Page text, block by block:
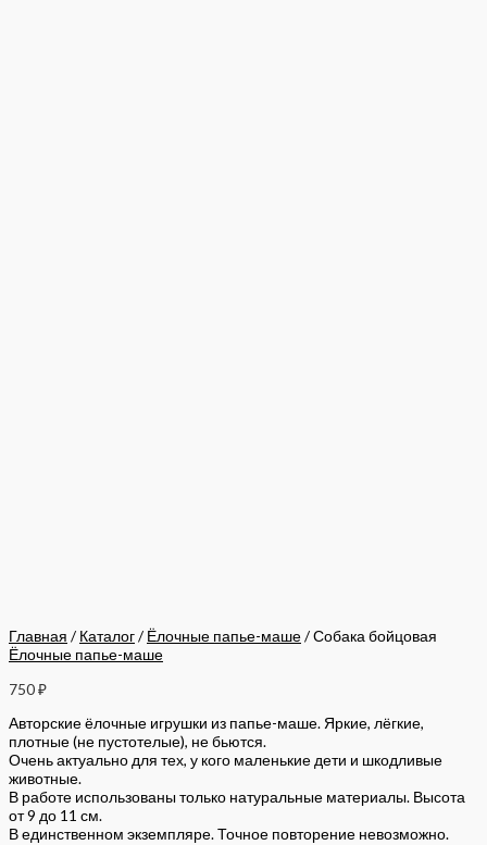
Главная / Каталог/ Ёлочные папье-маше/ Собака бойцовая
Ёлочные папье-маше
750₽
Авторские ёлочные игрушки из папье-маше. Яркие, лёгкие,
плотные (не пустотелые), не бьются.
Очень актуально для тех, у кого маленькие дети и шкодливые
животные.
В работе использованы только натуральные материалы. Высота
от 9 до 11 см.
В единственном экземпляре. Точное повторение невозможно.